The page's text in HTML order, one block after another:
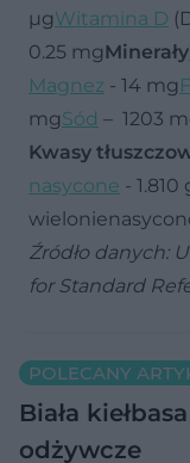
µgWitamina D
0.25 mgMinerały
Magnez - 14 mg
mgSód – 1203
Kwasy
nasycone -
Źródło danych:
for Standard
POLECANY
Biała
odżywcze